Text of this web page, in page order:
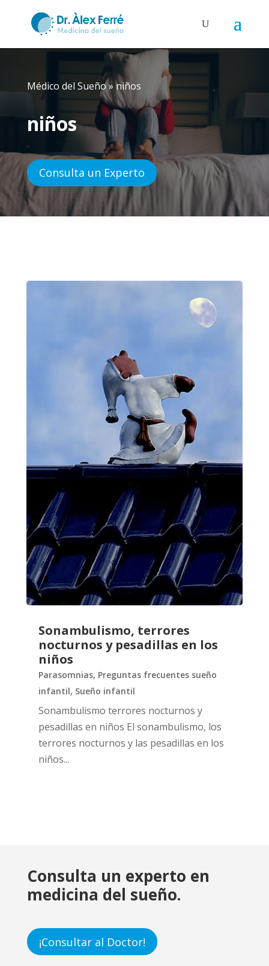
Médico del Sueño» niños
niños
Consulta un Experto
Sonambulismo, terrores
nocturnos y pesadillas en los
niños
Parasomnias, Preguntas frecuentes sueño
infantil, Sueño infantil
Sonambulismo terrores nocturnos y
pesadillas en niños El sonambulismo, los
terrores nocturnos y las pesadillas en los
niños...
Consulta un experto en
medicina del sueño.
¡Consultar al Doctor!